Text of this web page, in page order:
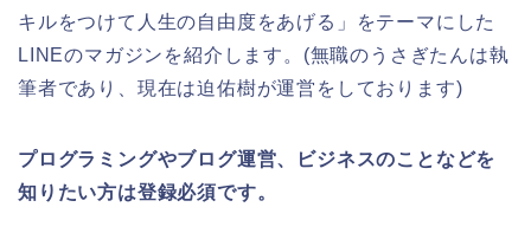
キルをつけて人生の自由度をあげる」をテーマにした
LINEのマガジンを紹介します。(無職のうさぎたんは執
筆者であり、現在は迫佑樹が運営をしております)
プログラミングやブログ運営、ビジネスのことなどを
知りたい方は登録必須です。